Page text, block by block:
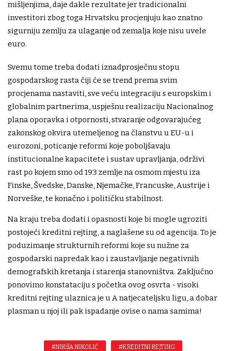
mišljenjima, daje dakle rezultate jer tradicionalni
investitori zbog toga Hrvatsku procjenjuju kao znatno
sigurniju zemlju za ulaganje od zemalja koje nisu uvele
euro.
Svemu tome treba dodati iznadprosječnu stopu
gospodarskog rasta čiji će se trend prema svim
procjenama nastaviti, sve veću integraciju s europskim i
globalnim partnerima, uspješnu realizaciju Nacionalnog
plana oporavka i otpornosti, stvaranje odgovarajućeg
zakonskog okvira utemeljenog na članstvu u EU-u i
eurozoni, poticanje reformi koje poboljšavaju
institucionalne kapacitete i sustav upravljanja, održivi
rast po kojem smo od 193 zemlje na osmom mjestu iza
Finske, Švedske, Danske, Njemačke, Francuske, Austrije i
Norveške, te konačno i političku stabilnost.
Na kraju treba dodati i opasnosti koje bi mogle ugroziti
postojeći kreditni rejting, a naglašene su od agencija. To je
poduzimanje strukturnih reformi koje su nužne za
gospodarski napredak kao i zaustavljanje negativnih
demografskih kretanja i starenja stanovništva. Zaključno
ponovimo konstataciju s početka ovog osvrta - visoki
kreditni rejting ulaznica je u A natjecateljsku ligu, a dobar
plasman u njoj ili pak ispadanje ovise o nama samima!
#NIKŠA NIKOLIĆ #KREDITNI REJTING